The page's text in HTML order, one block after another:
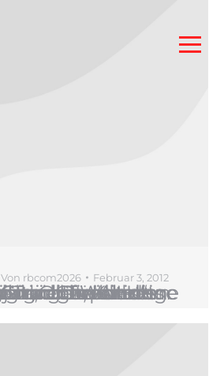
Von rbcom2026 Februar 3, 2012